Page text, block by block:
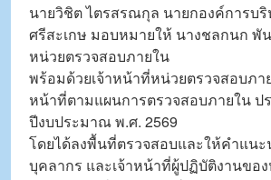
นายวิชิต ไตรสรณกุล นายกองค์การบ
ศรีสะเกษ มอบหมายให้ นางชลกนก พั
หน่วยตรวจสอบภายใน
พร้อมด้วยเจ้าหน้าที่หน่วยตรวจสอบภ
หน้าที่ตามแผนการตรวจสอบภายใน ป
ปีงบประมาณ พ.ศ. 2569
โดยได้ลงพื้นที่ตรวจสอบและให้คำแน
บุคลากร และเจ้าหน้าที่ผู้ปฏิบัติงานขอ